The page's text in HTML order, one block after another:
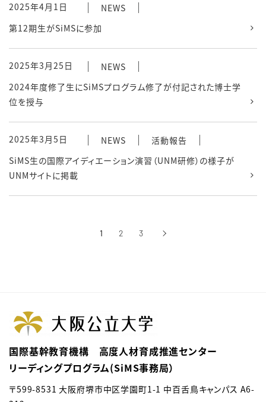
2025年4月1日
NEWS
第12期生がSiMSに参加
2025年3月25日
NEWS
2024年度修了生にSiMSプログラム修了が付記された博士学
位を授与
2025年3月5日 NEWS
活動報告
SiMS生の国際アイディエーション演習（UNM研修）の様子が
UNMサイトに掲載
1 2 3 ›次へ
国際基幹教育機構 高度人材育成推進センター
リーディングプログラム(SiMS事務局）
〒599-8531 大阪府堺市中区学園町1-1 中百舌鳥キャンパス A6-